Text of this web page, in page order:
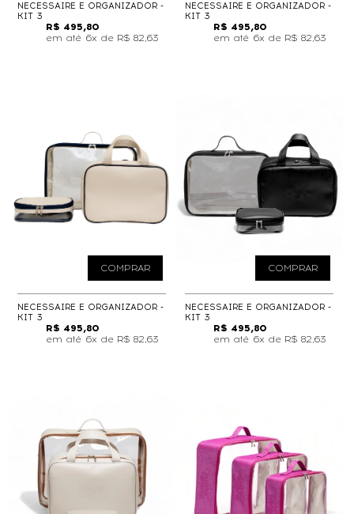
NECESSAIRE E ORGANIZADOR -
KIT 3
R$ 495,80
6x de R$ 82,63
NECESSAIRE E ORGANIZADOR -
KIT 3
R$ 495,80
6x de R$ 82,63
COMPRAR
NECESSAIRE E ORGANIZADOR -
KIT 3
R$ 495,80
6x de R$ 82,63
COMPRAR
NECESSAIRE E ORGANIZADOR -
KIT 3
R$ 495,80
6x de R$ 82,63